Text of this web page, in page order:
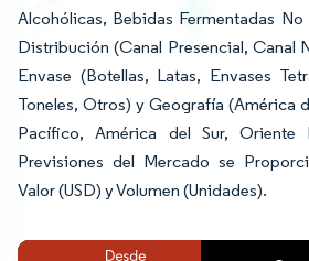
Alcohólicas, Bebidas Fermentadas
Distribución (Canal Presencial, Canal
Envase (Botellas, Latas, Envases
Toneles, Otros) y Geografía (América
Pacífico, América del Sur,
Previsiones del Mercado se
Valor (USD) y Volumen (Unidades).